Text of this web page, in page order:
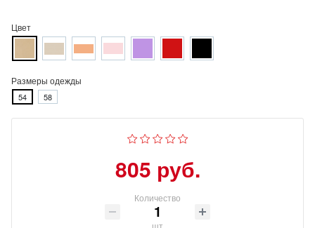
Цвет
Размеры одежды
54 58
805 руб.
Количество
шт